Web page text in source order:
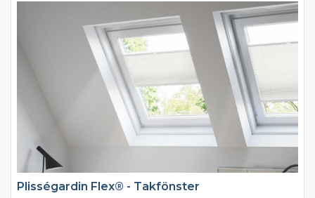
Plisségardin Flex® - Takfönster